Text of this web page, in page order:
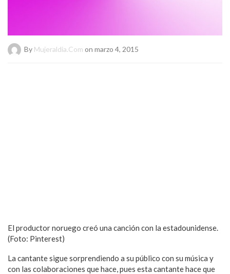
By Mujeraldia.com on marzo 4, 2015
El productor noruego creó una canción con la estadounidense.
(Foto: Pinterest)
La cantante sigue sorprendiendo a su público con su música y
con las colaboraciones que hace, pues esta cantante hace que